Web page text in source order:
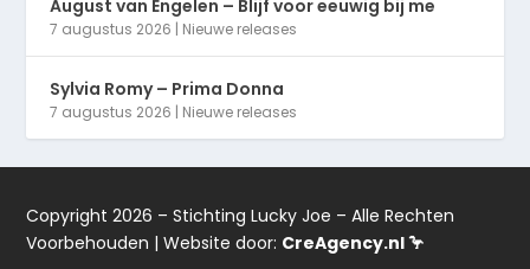
August van Engelen – Blijf voor eeuwig bij me
7 augustus 2026 | Nieuwe releases
Sylvia Romy – Prima Donna
7 augustus 2026 | Nieuwe releases
Copyright 2026 – Stichting Lucky Joe – Alle Rechten
Voorbehouden | Website door: CreAgency.nl 🦩